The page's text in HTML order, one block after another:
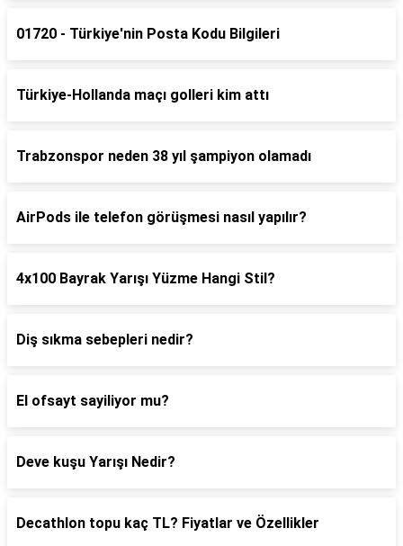
01720 - Türkiye'nin Posta Kodu Bilgileri
Türkiye-Hollanda maçı golleri kim attı
Trabzonspor neden 38 yıl şampiyon olamadı
AirPods ile telefon görüşmesi nasıl yapılır?
4x100 Bayrak Yarışı Yüzme Hangi Stil?
Diş sıkma sebepleri nedir?
El ofsayt sayiliyor mu?
Deve kuşu Yarışı Nedir?
Decathlon topu kaç TL? Fiyatlar ve Özellikler